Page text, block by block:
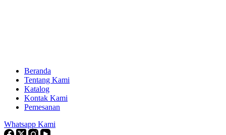
Beranda
Tentang Kami
Katalog
Kontak Kami
Pemesanan
Whatsapp Kami